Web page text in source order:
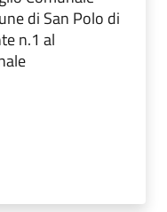
di San Polo di
n.1 al